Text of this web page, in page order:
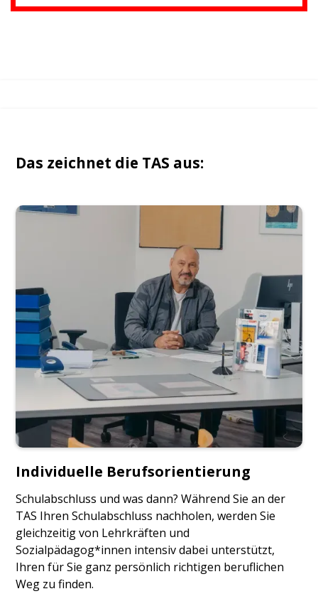
Das zeichnet die TAS aus:
Individuelle Berufsorientierung
Schulabschluss und was dann? Während Sie an der
TAS Ihren Schulabschluss nachholen, werden Sie
gleichzeitig von Lehrkräften und
Sozialpädagog*innen intensiv dabei unterstützt,
Ihren für Sie ganz persönlich richtigen beruflichen
Weg zu finden.